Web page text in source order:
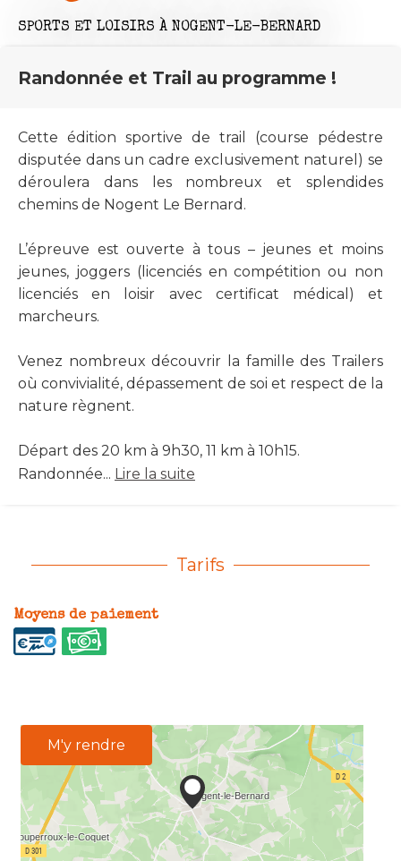
SPORTS ET LOISIRS À NOGENT-LE-BERNARD
Randonnée et Trail au programme !
Cette édition sportive de trail (course pédestre
disputée dans un cadre exclusivement naturel) se
déroulera dans les nombreux et splendides
chemins de Nogent Le Bernard.
L’épreuve est ouverte à tous – jeunes et moins
jeunes, joggers (licenciés en compétition ou non
licenciés en loisir avec certificat médical) et
marcheurs.
Venez nombreux découvrir la famille des Trailers
où convivialité, dépassement de soi et respect de la
nature règnent.
Départ des 20 km à 9h30, 11 km à 10h15.
Randonnée... Lire la suite
Tarifs
Moyens de paiement
M'y rendre